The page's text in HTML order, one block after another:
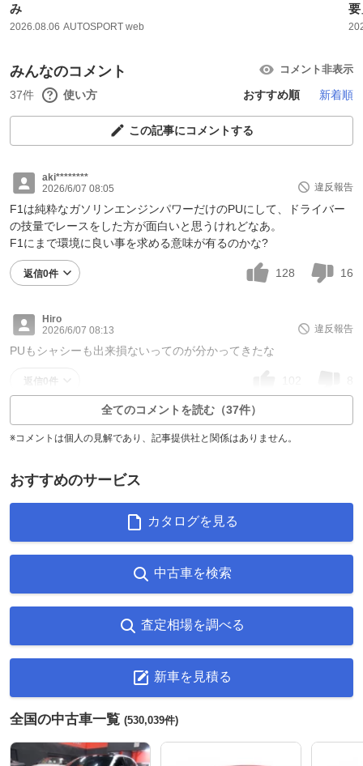
み
2026.08.06 AUTOSPORT web
要
みんなのコメント コメント非表示
37件 使い方 おすすめ順 新着順
この記事にコメントする
aki********
2026/6/07 08:05
違反報告
F1は純粋なガソリンエンジンパワーだけのPUにして、ドライバー
の技量でレースをした方が面白いと思うけれどなあ。
F1にまで環境に良い事を求める意味が有るのかな?
返信0件 128 16
Hiro
2026/6/07 08:13
違反報告
PUもシャシーも出来損ないってのが分かってきたな
返信0件
全てのコメントを読む（37件）
※コメントは個人の見解であり、記事提供社と関係はありません。
おすすめのサービス
カタログを見る
中古車を検索
査定相場を調べる
新車を見積る
全国の中古車一覧 (530,039件)